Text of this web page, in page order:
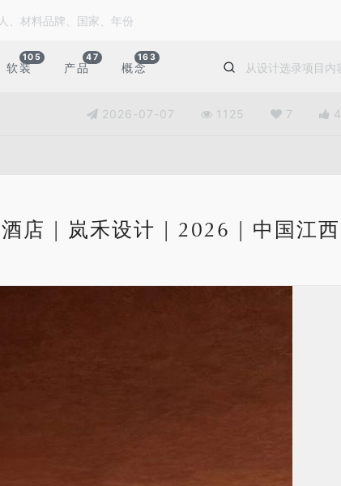
软装
105
产品
47
概念
163
2026-07-07 1125 7 4
酒店 | 岚禾设计 | 2026 | 中国江西